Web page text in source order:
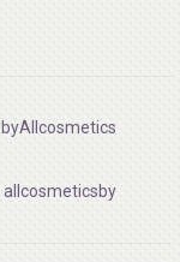
byAllcosmetics
allcosmeticsby